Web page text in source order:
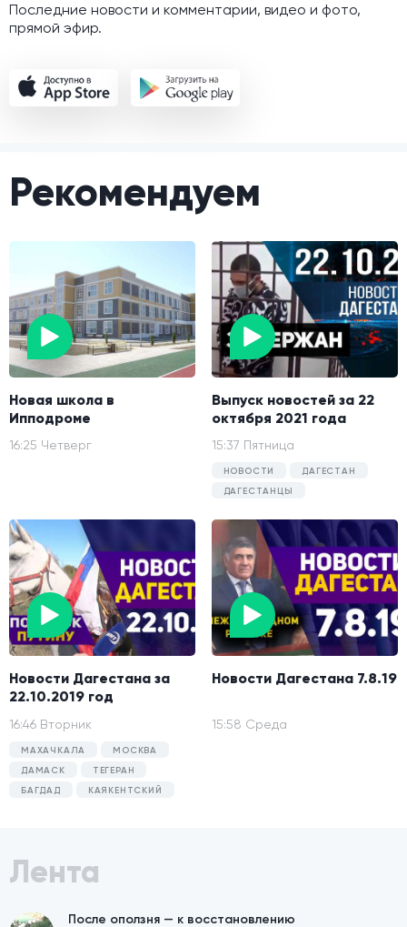
Последние новости и комментарии, видео и фото,
прямой эфир.
Рекомендуем
Новая школа в
Ипподроме
16:25 Четверг
Выпуск новостей за 22
октября 2021 года
15:37 Пятница
НОВОСТИ
ДАГЕСТАН
ДАГЕСТАНЦЫ
Новости Дагестана за
22.10.2019 год
16:46 Вторник
МАХАЧКАЛА
МОСКВА
ДАМАСК
ТЕГЕРАН
БАГДАД
КАЯКЕНТСКИЙ
Новости Дагестана 7.8.19
15:58 Среда
Лента
После оползня — к восстановлению